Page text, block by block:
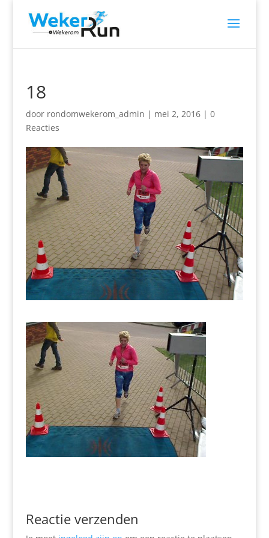
18
door rondomwekerom_admin | mei 2, 2016| 0
Reacties
Reactie verzenden